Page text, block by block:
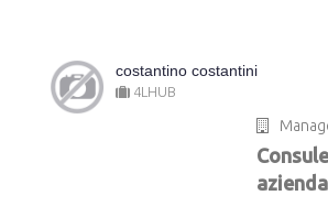
costantino costantini
4LHUB